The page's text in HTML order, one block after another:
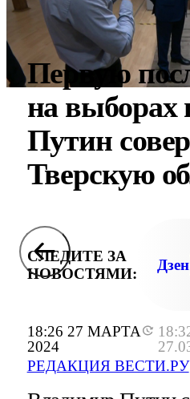
18:26 27 МАРТА
2024
РЕДАКЦИЯ ВЕСТИ.РУ
Первую
на выборах
Путин
Тверскую
СЛЕДИТЕ ЗА
НОВОСТЯМИ:
Дзен